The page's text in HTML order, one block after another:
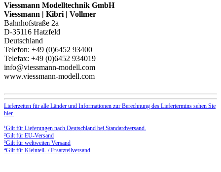
Viessmann Modelltechnik GmbH
Viessmann | Kibri | Vollmer
Bahnhofstraße 2a
D-35116 Hatzfeld
Deutschland
Telefon: +49 (0)6452 93400
Telefax: +49 (0)6452 934019
info@viessmann-modell.com
www.viessmann-modell.com
Lieferzeiten für alle Länder und Informationen zur Berechnung des Liefertermins sehen Sie
hier.
¹Gilt für Lieferungen nach Deutschland bei Standardversand.
²Gilt für EU-Versand
³Gilt für weltweiten Versand
⁴Gilt für Kleinteil- / Ersatzteilversand